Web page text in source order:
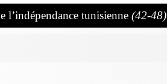
l’indépendance tunisienne (42-48)